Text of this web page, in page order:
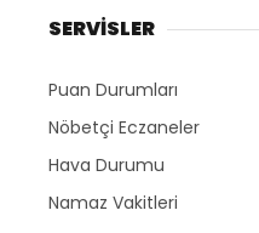
SERVİSLER
Puan Durumları
Nöbetçi Eczaneler
Hava Durumu
Namaz Vakitleri